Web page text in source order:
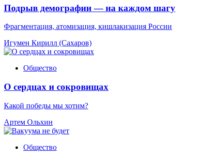
Подрыв демографии — на каждом шагу
Фрагментация, атомизация, кишлакизация России
Игумен Кирилл (Сахаров)
Общество
О сердцах и сокровищах
Какой победы мы хотим?
Артем Ольхин
Общество